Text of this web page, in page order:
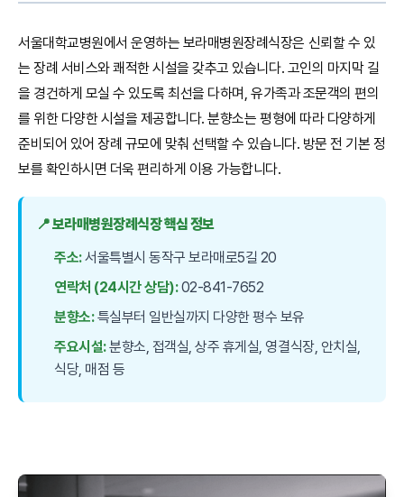
서울대학교병원에서 운영하는 보라매병원장례식장은 신뢰할 수 있
는 장례 서비스와 쾌적한 시설을 갖추고 있습니다. 고인의 마지막 길
을 경건하게 모실 수 있도록 최선을 다하며, 유가족과 조문객의 편의
를 위한 다양한 시설을 제공합니다. 분향소는 평형에 따라 다양하게
준비되어 있어 장례 규모에 맞춰 선택할 수 있습니다. 방문 전 기본 정
보를 확인하시면 더욱 편리하게 이용 가능합니다.
📍 보라매병원장례식장 핵심 정보
주소:서울특별시 동작구 보라매로5길 20
연락처 (24시간 상담):02-841-7652
분향소:특실부터 일반실까지 다양한 평수 보유
주요시설:분향소, 접객실, 상주 휴게실, 영결식장, 안치실,
식당, 매점 등